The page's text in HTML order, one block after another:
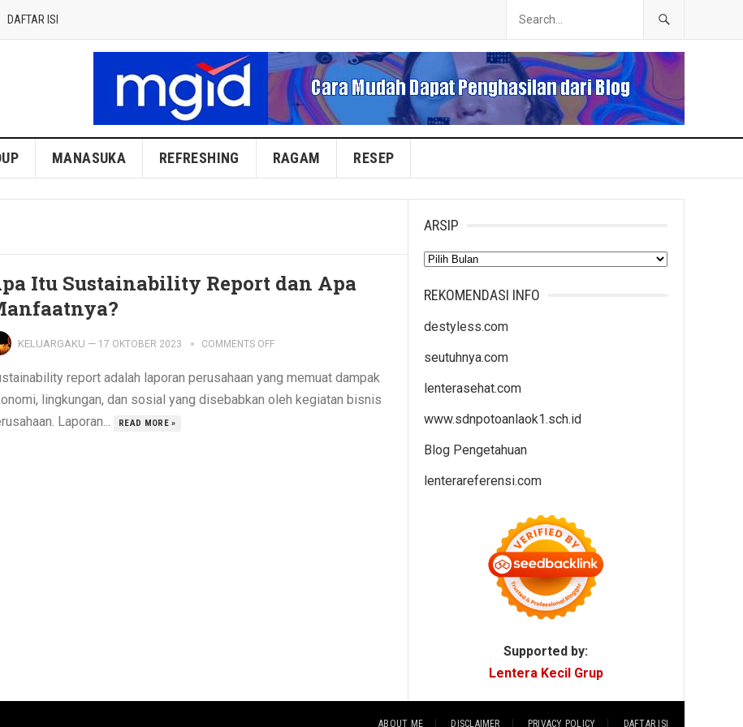
DAFTAR ISI
MANASUKA REFRESHING RAGAM RESEP
Itu Sustainability Report dan Apa
KELUARGAKU — 17 OKTOBER 2023 COMMENTS OFF
report adalah laporan perusahaan yang memuat dampak
lingkungan, dan sosial yang disebabkan oleh kegiatan bisnis
Laporan...
READ MORE »
ARSIP
Arsip
REKOMENDASI INFO
destyless.com
seutuhnya.com
lenterasehat.com
www.sdnpotoanlaok1.sch.id
Blog Pengetahuan
lenterareferensi.com
Supported by:
Lentera Kecil Grup
ABOUT ME DISCLAIMER PRIVACY POLICY DAFTAR ISI